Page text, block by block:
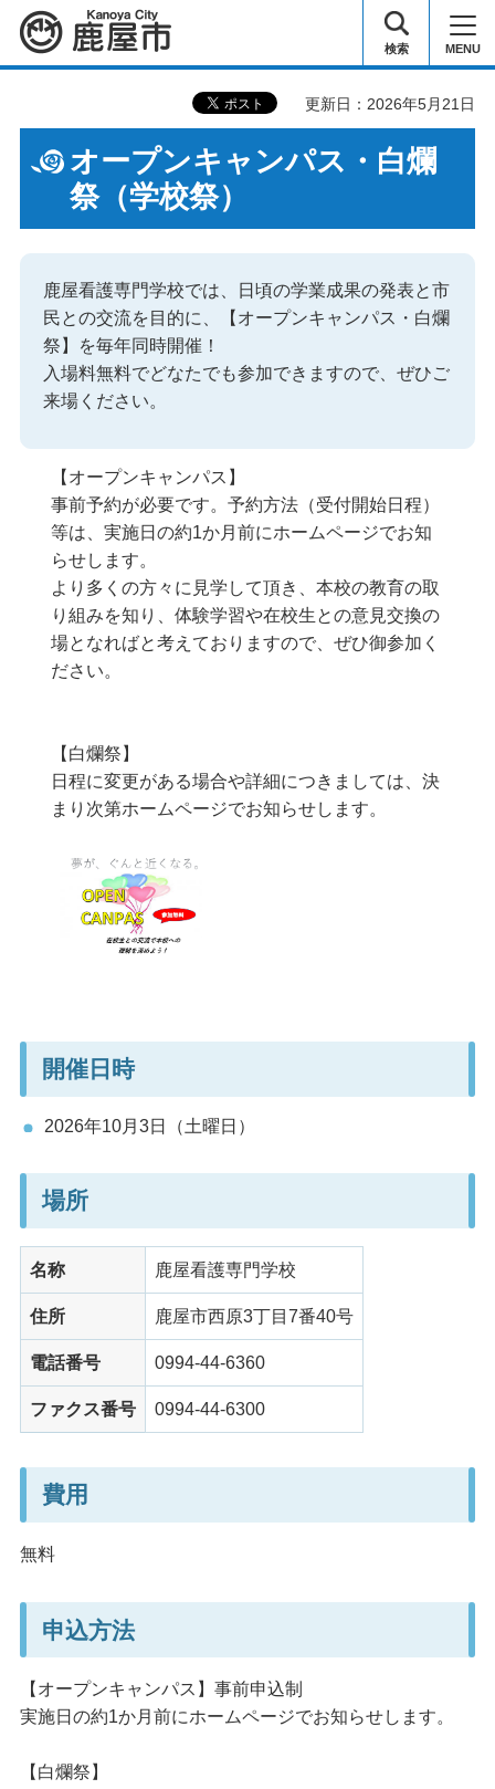
鹿屋市 検索 MENU
更新日：2026年5月21日
オープンキャンパス・白爛
祭（学校祭）
鹿屋看護専門学校では、日頃の学業成果の発表と市
民との交流を目的に、【オープンキャンパス・白爛
祭】を毎年同時開催！
入場料無料でどなたでも参加できますので、ぜひご
来場ください。
【オープンキャンパス】
事前予約が必要です。予約方法（受付開始日程）
等は、実施日の約1か月前にホームページでお知
らせします。
より多くの方々に見学して頂き、本校の教育の取
り組みを知り、体験学習や在校生との意見交換の
場となればと考えておりますので、ぜひ御参加く
ださい。
【白爛祭】
日程に変更がある場合や詳細につきましては、決
まり次第ホームページでお知らせします。
開催日時
2026年10月3日（土曜日）
場所
名称 鹿屋看護専門学校
住所 鹿屋市西原3丁目7番40号
電話番号 0994-44-6360
ファクス番号 0994-44-6300
費用
無料
申込方法
【オープンキャンパス】事前申込制
実施日の約1か月前にホームページでお知らせします。
【白爛祭】